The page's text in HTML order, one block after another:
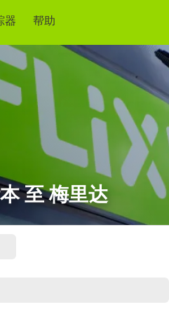
器 帮助
至 梅里达